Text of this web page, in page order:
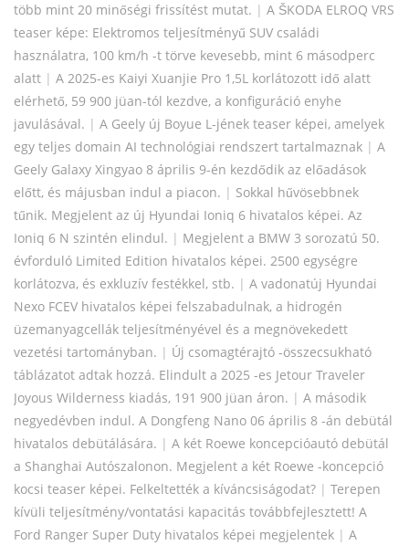
több mint 20 minőségi frissítést mutat. | A ŠKODA ELROQ VRS
teaser képe: Elektromos teljesítményű SUV családi
használatra, 100 km/h -t törve kevesebb, mint 6 másodperc
alatt | A 2025-es Kaiyi Xuanjie Pro 1,5L korlátozott idő alatt
elérhető, 59 900 jüan-tól kezdve, a konfiguráció enyhe
javulásával. | A Geely új Boyue L-jének teaser képei, amelyek
egy teljes domain AI technológiai rendszert tartalmaznak | A
Geely Galaxy Xingyao 8 április 9-én kezdődik az előadások
előtt, és májusban indul a piacon. | Sokkal hűvösebbnek
tűnik. Megjelent az új Hyundai Ioniq 6 hivatalos képei. Az
Ioniq 6 N szintén elindul. | Megjelent a BMW 3 sorozatú 50.
évforduló Limited Edition hivatalos képei. 2500 egységre
korlátozva, és exkluzív festékkel, stb. | A vadonatúj Hyundai
Nexo FCEV hivatalos képei felszabadulnak, a hidrogén
üzemanyagcellák teljesítményével és a megnövekedett
vezetési tartományban. | Új csomagtérajtó -összecsukható
táblázatot adtak hozzá. Elindult a 2025 -es Jetour Traveler
Joyous Wilderness kiadás, 191 900 jüan áron. | A második
negyedévben indul. A Dongfeng Nano 06 április 8 -án debütál
hivatalos debütálására. | A két Roewe koncepcióautó debütál
a Shanghai Autószalonon. Megjelent a két Roewe -koncepció
kocsi teaser képei. Felkeltették a kíváncsiságodat? | Terepen
kívüli teljesítmény/vontatási kapacitás továbbfejlesztett! A
Ford Ranger Super Duty hivatalos képei megjelentek | A